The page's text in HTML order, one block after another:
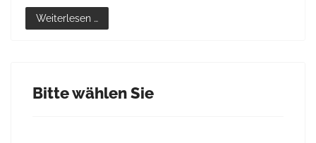
Weiterlesen …
Bitte wählen Sie